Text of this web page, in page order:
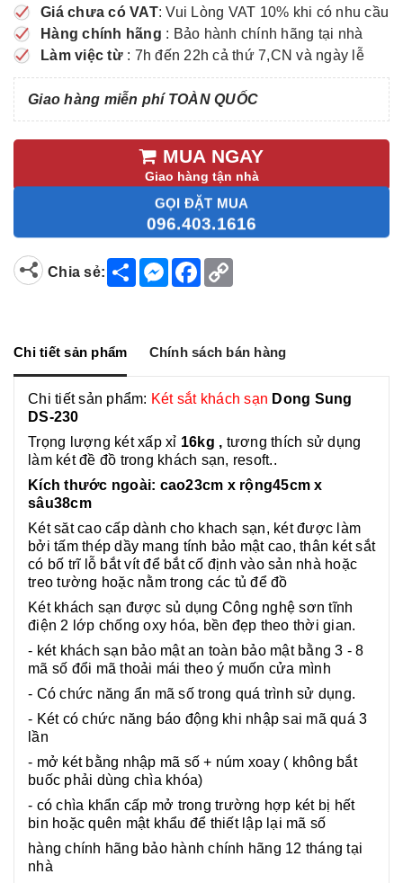
Giá chưa có VAT: Vui Lòng VAT 10% khi có nhu cầu
Hàng chính hãng : Bảo hành chính hãng tại nhà
Làm việc từ : 7h đến 22h cả thứ 7,CN và ngày lễ
Giao hàng miễn phí TOÀN QUỐC
MUA NGAY
Giao hàng tận nhà
GỌI ĐẶT MUA
096.403.1616
Chia sẻ:
S
h
M
e
g
F
a
o
n
Chi tiết sản phẩm Chính sách bán hàng
Chi tiết sản phẩm: Két sắt khách sạn Dong Sung
DS-230
Trọng lượng két xấp xỉ 16kg , tương thích sử dụng
làm két đề đồ trong khách sạn, resoft..
Kích thước ngoài: cao23cm x rộng45cm x
sâu38cm
Két săt cao cấp dành cho khach sạn, két được làm
bởi tấm thép dầy mang tính bảo mật cao, thân két sắt
có bố trĩ lỗ bắt vít để bắt cố định vào sản nhà hoặc
treo tường hoặc nằm trong các tủ để đồ
Két khách sạn được sủ dụng Công nghệ sơn tĩnh
điện 2 lớp chống oxy hóa, bền đẹp theo thời gian.
- két khách sạn bảo mật an toàn bảo mật bằng 3 - 8
mã số đổi mã thoải mái theo ý muốn cửa mình
- Có chức năng ẩn mã số trong quá trình sử dụng.
- Két có chức năng báo động khi nhập sai mã quá 3
lần
- mở két bằng nhập mã số + núm xoay ( không bắt
buốc phải dùng chìa khóa)
- có chìa khẩn cấp mở trong trường hợp két bị hết
bin hoặc quên mật khẩu để thiết lập lại mã số
hàng chính hãng bảo hành chính hãng 12 tháng tại
nhà